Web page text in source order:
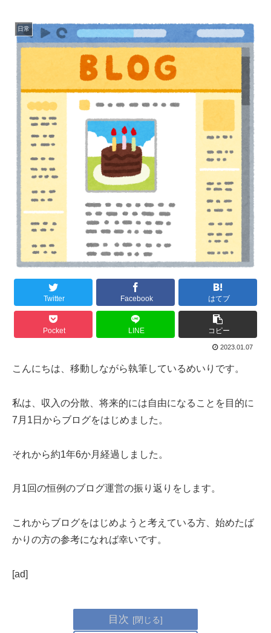
日常
Twitter Facebook はてブ
Pocket LINE コピー
2023.01.07
こんにちは、移動しながら執筆しているめいりです。
私は、収入の分散、将来的には自由になることを目的に
7月1日からブログをはじめました。
それから約1年6か月経過しました。
月1回の恒例のブログ運営の振り返りをします。
これからブログをはじめようと考えている方、始めたば
かりの方の参考になれば幸いです。
[ad]
目次